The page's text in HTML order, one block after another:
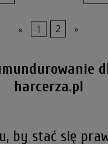
« 1 2 »
harcerza.pl
by stać się